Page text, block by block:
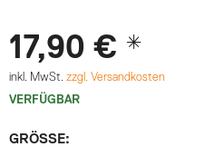
17,90 € *
inkl. MwSt. zzgl. Versandkosten
VERFÜGBAR
GRÖSSE: